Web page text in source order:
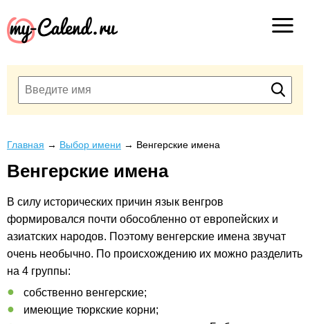
Главная → Выбор имени → Венгерские имена
Венгерские имена
В силу исторических причин язык венгров
формировался почти обособленно от европейских и
азиатских народов. Поэтому венгерские имена звучат
очень необычно. По происхождению их можно разделить
на 4 группы:
собственно венгерские;
имеющие тюркские корни;